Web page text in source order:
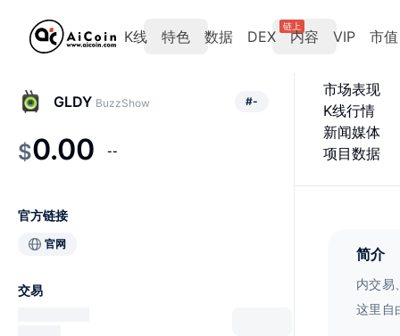
K线 特色 数据 DEX
链上
内容 VIP 市值
市场表现
K线行情
新闻媒体
项目数据
简介
内交易
这里自
GLDY BuzzShow #-
$0.00 --
官方链接
官网
交易